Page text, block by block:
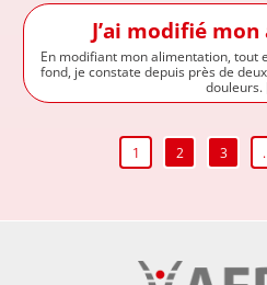
J’ai modifié
En modifiant mon alimentation, tout
fond, je constate depuis près de
douleurs.
1 2 3